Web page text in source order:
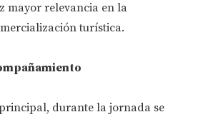
mayor relevancia en la
turística.
durante la jornada se